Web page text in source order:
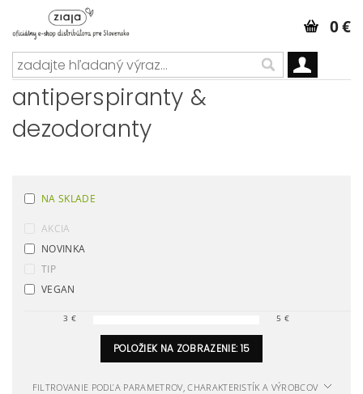
0 €
antiperspiranty &
dezodoranty
NA SKLADE
AKCIA
NOVINKA
TIP
VEGAN
3 € 5 €
POLOŽIEK NA ZOBRAZENIE:15
FILTROVANIE PODĽA PARAMETROV, CHARAKTERISTÍK A VÝROBCOV